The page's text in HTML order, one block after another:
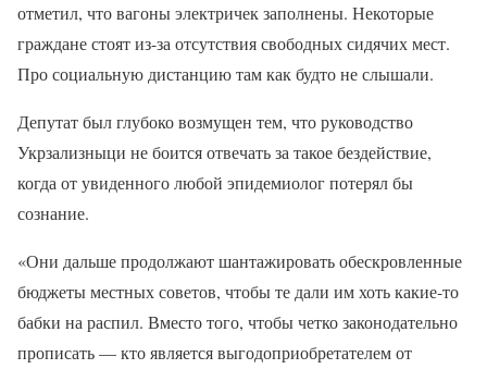
отметил, что вагоны электричек заполнены. Некоторые
граждане стоят из-за отсутствия свободных сидячих мест.
Про социальную дистанцию там как будто не слышали.
Депутат был глубоко возмущен тем, что руководство
Укрзализныци не боится отвечать за такое бездействие,
когда от увиденного любой эпидемиолог потерял бы
сознание.
«Они дальше продолжают шантажировать обескровленные
бюджеты местных советов, чтобы те дали им хоть какие-то
бабки на распил. Вместо того, чтобы четко законодательно
прописать — кто является выгодоприобретателем от